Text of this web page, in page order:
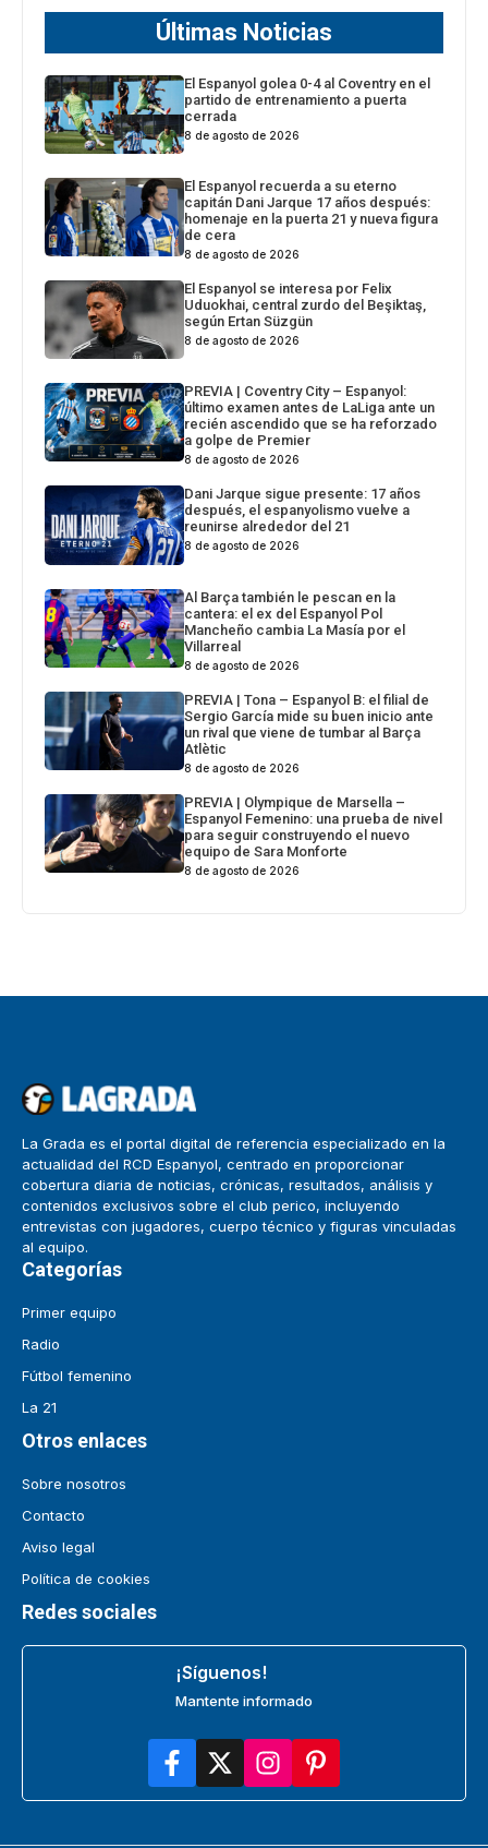
Últimas Noticias
El Espanyol golea 0-4 al Coventry en el
partido de entrenamiento a puerta
cerrada
8 de agosto de 2026
El Espanyol recuerda a su eterno
capitán Dani Jarque 17 años después:
homenaje en la puerta 21 y nueva figura
de cera
8 de agosto de 2026
El Espanyol se interesa por Felix
Uduokhai, central zurdo del Beşiktaş,
según Ertan Süzgün
8 de agosto de 2026
PREVIA | Coventry City – Espanyol:
último examen antes de LaLiga ante un
recién ascendido que se ha reforzado
a golpe de Premier
8 de agosto de 2026
Dani Jarque sigue presente: 17 años
después, el espanyolismo vuelve a
reunirse alrededor del 21
8 de agosto de 2026
Al Barça también le pescan en la
cantera: el ex del Espanyol Pol
Mancheño cambia La Masía por el
Villarreal
8 de agosto de 2026
PREVIA | Tona – Espanyol B: el filial de
Sergio García mide su buen inicio ante
un rival que viene de tumbar al Barça
Atlètic
8 de agosto de 2026
PREVIA | Olympique de Marsella –
Espanyol Femenino: una prueba de nivel
para seguir construyendo el nuevo
equipo de Sara Monforte
8 de agosto de 2026
La Grada es el portal digital de referencia especializado en la
actualidad del RCD Espanyol, centrado en proporcionar
cobertura diaria de noticias, crónicas, resultados, análisis y
contenidos exclusivos sobre el club perico, incluyendo
entrevistas con jugadores, cuerpo técnico y figuras vinculadas
al equipo.
Categorías
Primer equipo
Radio
Fútbol femenino
La 21
Otros enlaces
Sobre nosotros
Contacto
Aviso legal
Política de cookies
Redes sociales
¡Síguenos!
Mantente informado